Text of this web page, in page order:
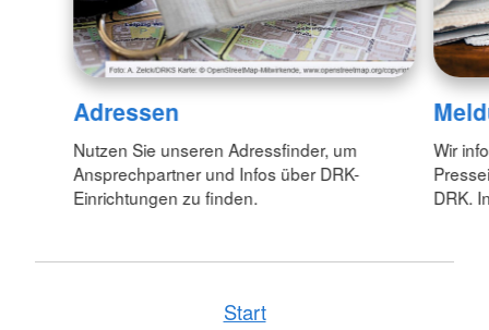
Adressen
Nutzen Sie unseren Adressfinder, um
Ansprechpartner und Infos über DRK-
Einrichtungen zu finden.
Wir
DRK.
Start